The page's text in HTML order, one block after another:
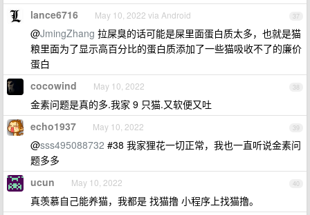
37
lance6716 May 10, 2022 via Android
@JmingZhang 拉屎臭的话可能是屎里面蛋白质太多，也就是猫
粮里面为了显示高百分比的蛋白质添加了一些猫吸收不了的廉价
蛋白
38
cocowind May 10, 2022
金素问题是真的多.我家 9 只猫.又软便又吐
39
echo1937 May 10, 2022
@sss495088732 #38 我家狸花一切正常，我也一直听说金素问
题多多
40
ucun May 10, 2022
真羡慕自己能养猫，我都是 找猫撸 小程序上找猫撸。